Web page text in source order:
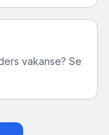
vakanse? Se